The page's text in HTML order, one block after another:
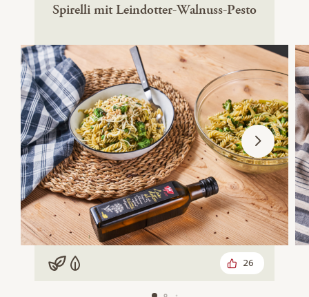
Spirelli mit Leindotter-Walnuss-Pesto
Vegan
Vegetarisch 26